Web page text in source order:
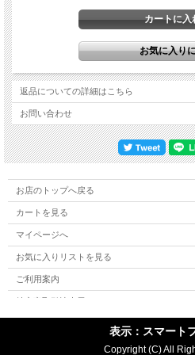
返品についての詳細はこちら
お問い合わせ
お店のトップへ戻る
カートを見る
マイページへ
お気に入りリストを見る
ご利用案内
特定商取引法表示
表示：スマート
Copyright (C) All